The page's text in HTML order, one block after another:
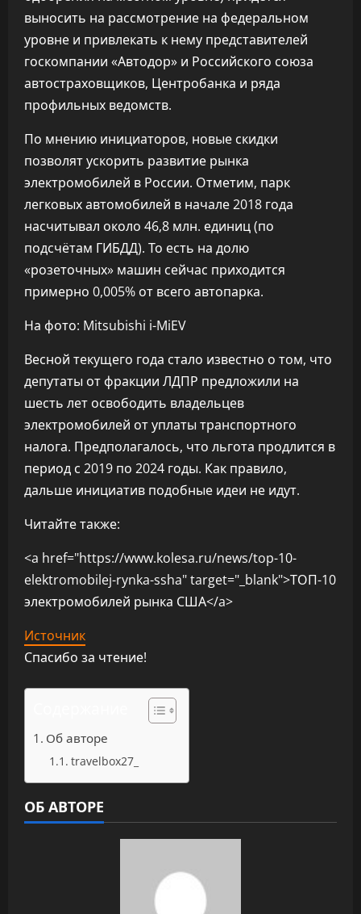
выносить на рассмотрение на федеральном
уровне и привлекать к нему представителей
госкомпании «Автодор» и Российского союза
автостраховщиков, Центробанка и ряда
профильных ведомств.
По мнению инициаторов, новые скидки
позволят ускорить развитие рынка
электромобилей в России. Отметим, парк
легковых автомобилей в начале 2018 года
насчитывал около 46,8 млн. единиц (по
подсчётам ГИБДД). То есть на долю
«розеточных» машин сейчас приходится
примерно 0,005% от всего автопарка.
На фото: Mitsubishi i-MiEV
Весной текущего года стало известно о том, что
депутаты от фракции ЛДПР предложили на
шесть лет освободить владельцев
электромобилей от уплаты транспортного
налога. Предполагалось, что льгота продлится в
период с 2019 по 2024 годы. Как правило,
дальше инициатив подобные идеи не идут.
Читайте также:
<a href="https://www.kolesa.ru/news/top-10-
elektromobilej-rynka-ssha" target="_blank">ТОП-10
электромобилей рынка США</a>
Источник
Спасибо за чтение!
Об авторе
travelbox27_
ОБ АВТОРЕ